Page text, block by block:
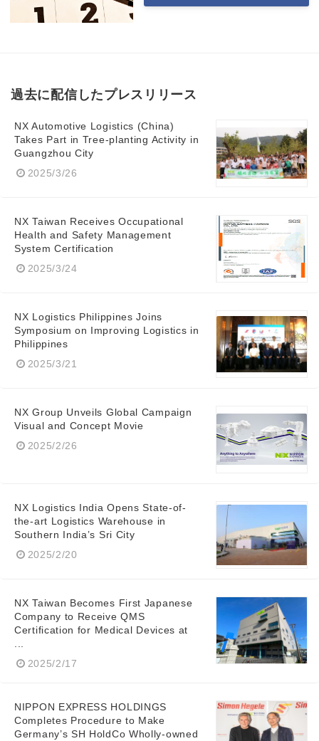
過去に配信したプレスリリース
NX Automotive Logistics (China)
Takes Part in Tree-planting Activity in
Guangzhou City
2025/3/26
NX Taiwan Receives Occupational
Health and Safety Management
System Certification
2025/3/24
NX Logistics Philippines Joins
Symposium on Improving Logistics in
Philippines
2025/3/21
NX Group Unveils Global Campaign
Visual and Concept Movie
2025/2/26
NX Logistics India Opens State-of-
the-art Logistics Warehouse in
Southern India’s Sri City
2025/2/20
NX Taiwan Becomes First Japanese
Company to Receive QMS
Certification for Medical Devices at
2025/2/17
NIPPON EXPRESS HOLDINGS
Completes Procedure to Make
Germany’s SH HoldCo Wholly-owned